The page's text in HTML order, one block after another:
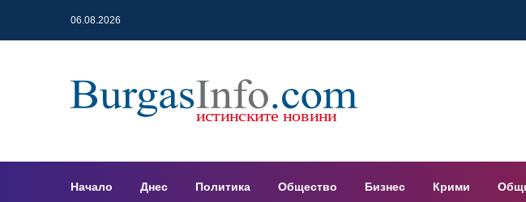
06.08.2026
Начало Днес Политика Общество Бизнес Крими